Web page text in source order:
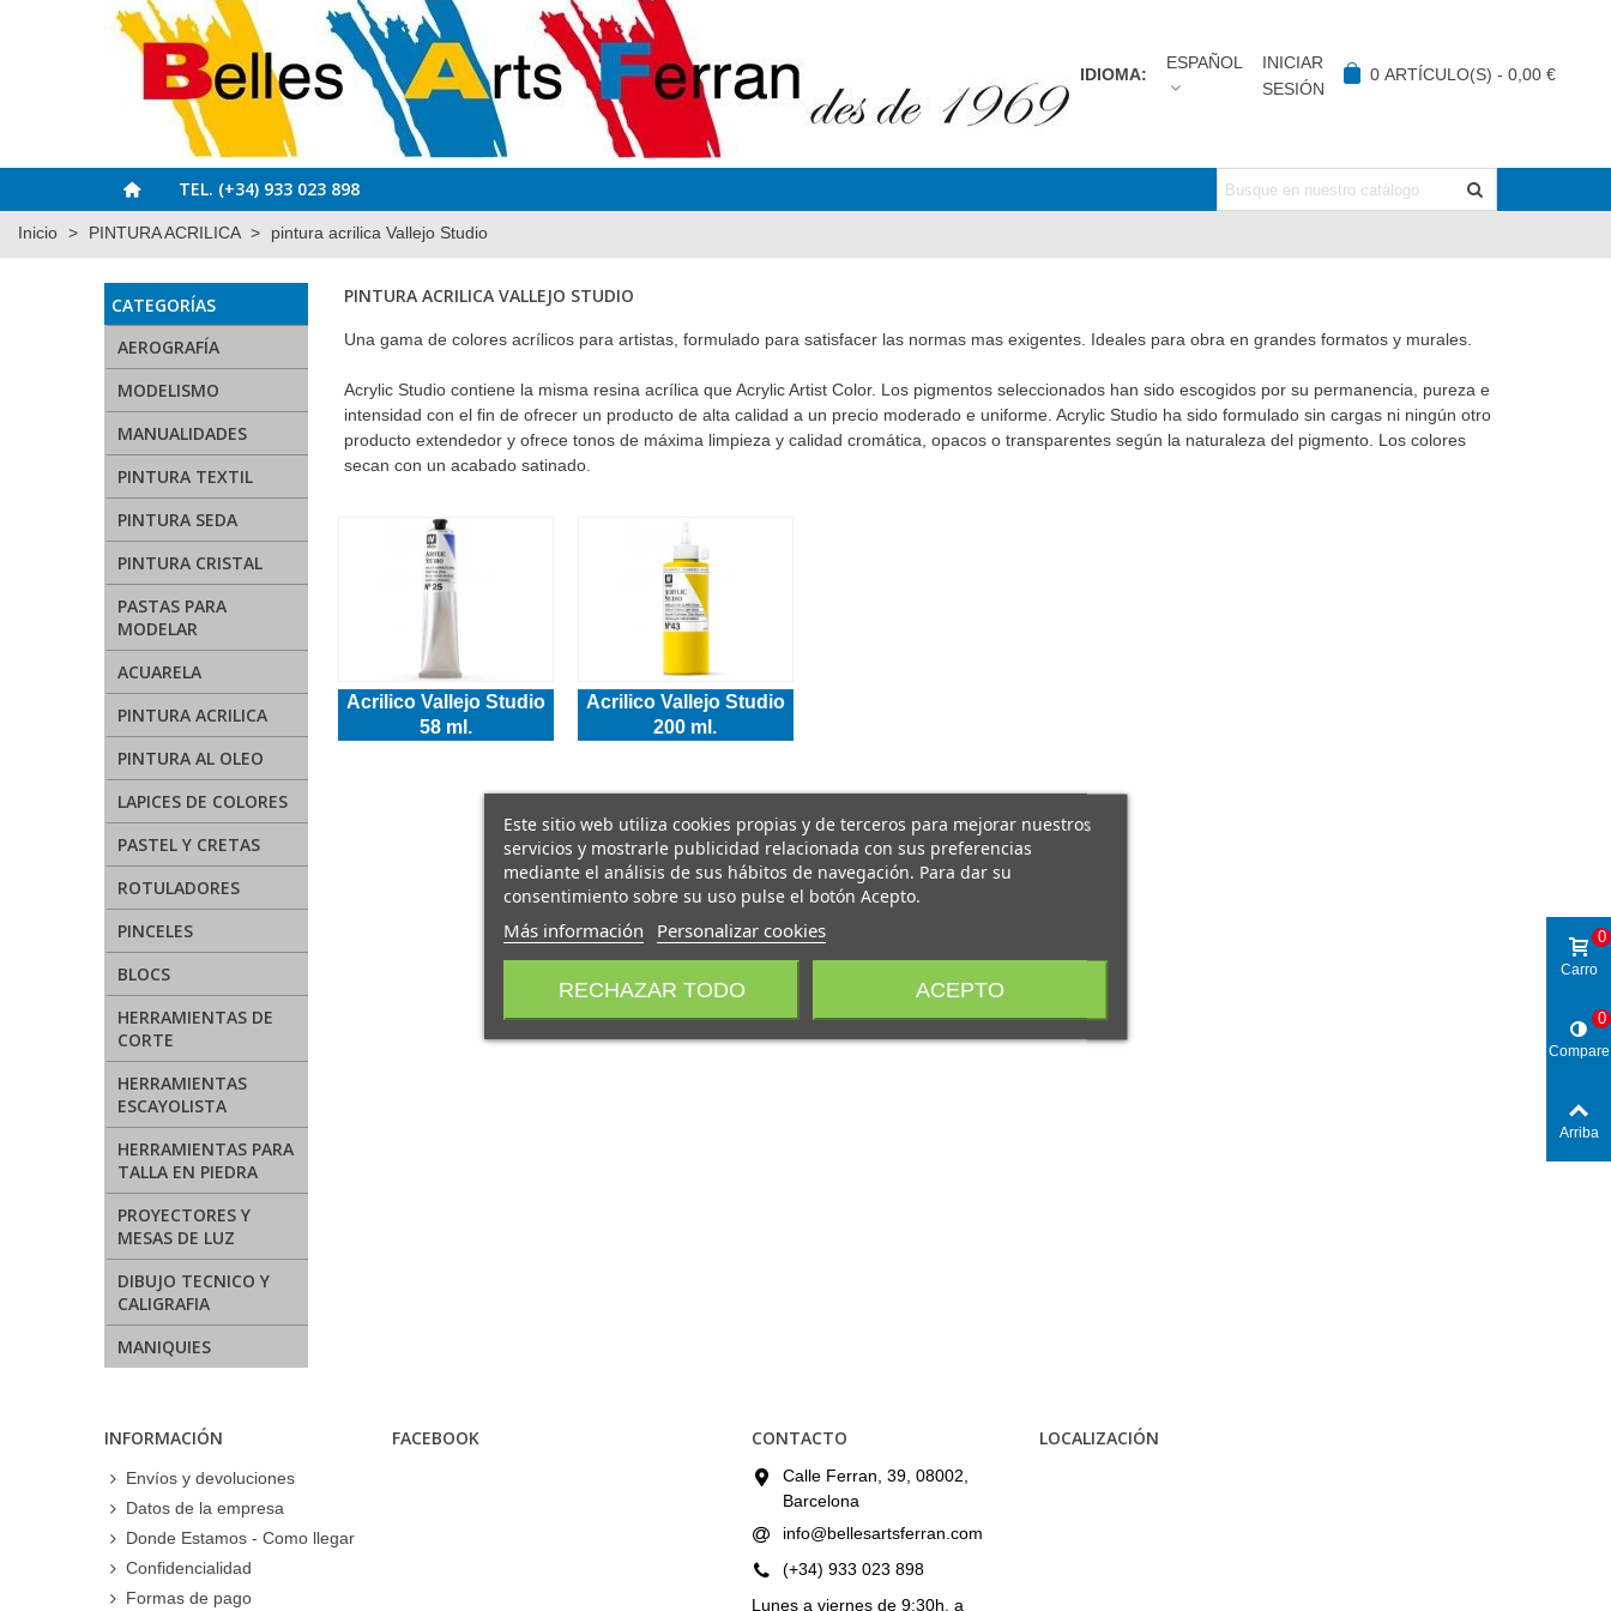
IDIOMA:
ESPAÑOL
INICIAR
SESIÓN
0 ARTÍCULO(S) - 0,00 €
TEL. (+34) 933 023 898
Inicio > PINTURA ACRILICA > pintura acrilica Vallejo Studio
CATEGORÍAS
AEROGRAFÍA
MODELISMO
MANUALIDADES
PINTURA TEXTIL
PINTURA SEDA
PINTURA CRISTAL
PASTAS PARA
MODELAR
ACUARELA
PINTURA ACRILICA
PINTURA AL OLEO
LAPICES DE COLORES
PASTEL Y CRETAS
ROTULADORES
PINCELES
BLOCS
HERRAMIENTAS DE
CORTE
HERRAMIENTAS
ESCAYOLISTA
HERRAMIENTAS PARA
TALLA EN PIEDRA
PROYECTORES Y
MESAS DE LUZ
DIBUJO TECNICO Y
CALIGRAFIA
MANIQUIES
PINTURA ACRILICA VALLEJO STUDIO
Una gama de colores acrílicos para artistas, formulado para satisfacer las normas mas exigentes. Ideales para obra en grandes formatos y murales.
Acrylic Studio contiene la misma resina acrílica que Acrylic Artist Color. Los pigmentos seleccionados han sido escogidos por su permanencia, pureza e
intensidad con el fin de ofrecer un producto de alta calidad a un precio moderado e uniforme. Acrylic Studio ha sido formulado sin cargas ni ningún otro
producto extendedor y ofrece tonos de máxima limpieza y calidad cromática, opacos o transparentes según la naturaleza del pigmento. Los colores
secan con un acabado satinado.
Acrilico Vallejo Studio
58 ml.
Acrilico Vallejo Studio
200 ml.
INFORMACIÓN
Envíos y devoluciones
Datos de la empresa
Donde Estamos - Como llegar
Confidencialidad
Formas de pago
FACEBOOK CONTACTO
Calle Ferran, 39, 08002,
Barcelona
info@bellesartsferran.com
(+34) 933 023 898
Lunes a viernes de 9:30h. a
LOCALIZACIÓN
Este sitio web utiliza cookies propias y de terceros para mejorar nuestros
servicios y mostrarle publicidad relacionada con sus preferencias
mediante el análisis de sus hábitos de navegación. Para dar su
consentimiento sobre su uso pulse el botón Acepto.
Más información Personalizar cookies
RECHAZAR TODO ACEPTO
Carro
0
Compare
0
Arriba